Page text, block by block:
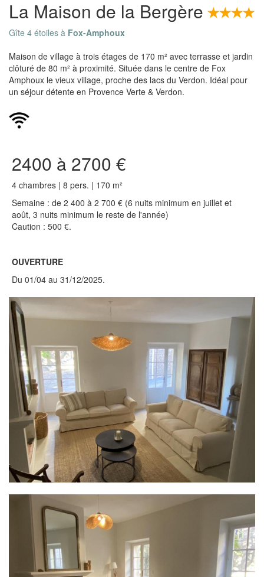
La Maison de la Bergère
Gîte 4 étoiles à Fox-Amphoux
Maison de village à trois étages de 170 m² avec terrasse et jardin
clôturé de 80 m² à proximité. Située dans le centre de Fox
Amphoux le vieux village, proche des lacs du Verdon. Idéal pour
un séjour détente en Provence Verte & Verdon.
2400 à 2700 €
4 chambres | 8 pers. | 170 m²
Semaine : de 2 400 à 2 700 € (6 nuits minimum en juillet et
août, 3 nuits minimum le reste de l'année)
Caution : 500 €.
OUVERTURE
Du 01/04 au 31/12/2025.